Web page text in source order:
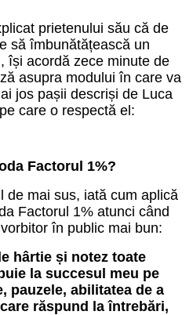
prietenului său că de
să îmbunătățească un
își acordă zece minute de
asupra modului în care va
jos pașii descriși de Luca
care o respectă el:
Factorul 1%?
de mai sus, iată cum aplică
Factorul 1% atunci când
în public mai bun:
hârtie și notez toate
la succesul meu pe
pauzele, abilitatea de a
răspund la întrebări,